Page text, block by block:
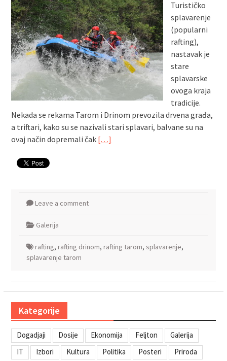
Turističko
splavarenje
(popularni
rafting),
nastavak je
stare
splavarske
ovoga kraja
tradicije.
Nekada se rekama Tarom i Drinom prevozila drvena građa,
a triftari, kako su se nazivali stari splavari, balvane su na
ovaj način dopremali čak […]
Leave a comment
Galerija
rafting, rafting drinom, rafting tarom, splavarenje,
splavarenje tarom
Kategorije
Dogadjaji Dosije Ekonomija Feljton
Galerija
IT
Izbori Kultura Politika Posteri
Priroda